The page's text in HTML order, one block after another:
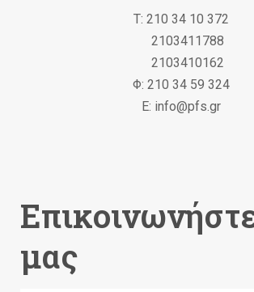
Τ: 210 34 10 372
2103411788
2103410162
Φ: 210 34 59 324
Ε: info@pfs.gr
μας